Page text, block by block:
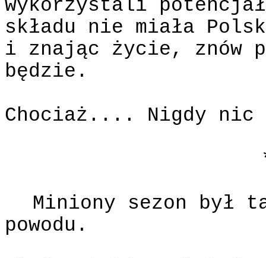
wykorzystali
składu nie miała
i znając życie, znów
będzie.
Chociaż.... Nigdy nic
Miniony sezon był
powodu.